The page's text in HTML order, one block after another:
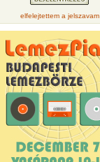
elfelejtettem a jelszavam